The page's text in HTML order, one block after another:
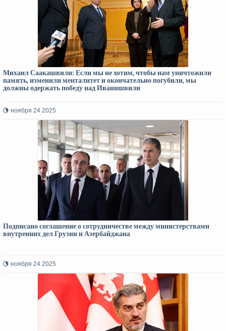
Михаил Саакашвили: Если мы не хотим, чтобы нам уничтожили
память, изменили менталитет и окончательно погубили, мы
должны одержать победу над Иванишвили
ноября 24 2025
Подписано соглашение о сотрудничестве между министерствами
внутренних дел Грузии и Азербайджана
ноября 24 2025